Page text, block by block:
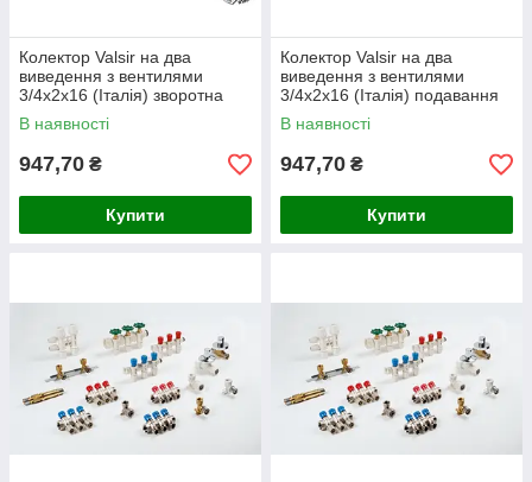
Колектор Valsir на два
виведення з вентилями
3/4х2х16 (Італія) зворотна
сторона
В наявності
947,70 ₴
Купити
Колектор Valsir на два
виведення з вентилями
3/4х2х16 (Італія) подавання
В наявності
947,70 ₴
Купити